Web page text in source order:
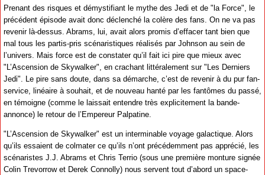
Prenant des risques et démystifiant le mythe des Jedi et de "la Force", le
précédent épisode avait donc déclenché la colère des fans. On ne va pas
revenir là-dessus. Abrams, lui, avait alors promis d’effacer tant bien que
mal tous les partis-pris scénaristiques réalisés par Johnson au sein de
l’univers. Mais force est de constater qu’il fait ici pire que mieux avec
"L’Ascension de Skywalker", en crachant littéralement sur "Les Derniers
Jedi". Le pire sans doute, dans sa démarche, c’est de revenir à du pur fan-
service, linéaire à souhait, et de nouveau hanté par les fantômes du passé,
en témoigne (comme le laissait entendre très explicitement la bande-
annonce) le retour de l’Empereur Palpatine.
"L’Ascension de Skywalker" est un interminable voyage galactique. Alors
qu’ils essaient de colmater ce qu’ils n’ont précédemment pas apprécié, les
scénaristes J.J. Abrams et Chris Terrio (sous une première monture signée
Colin Trevorrow et Derek Connolly) nous servent tout d’abord un space-